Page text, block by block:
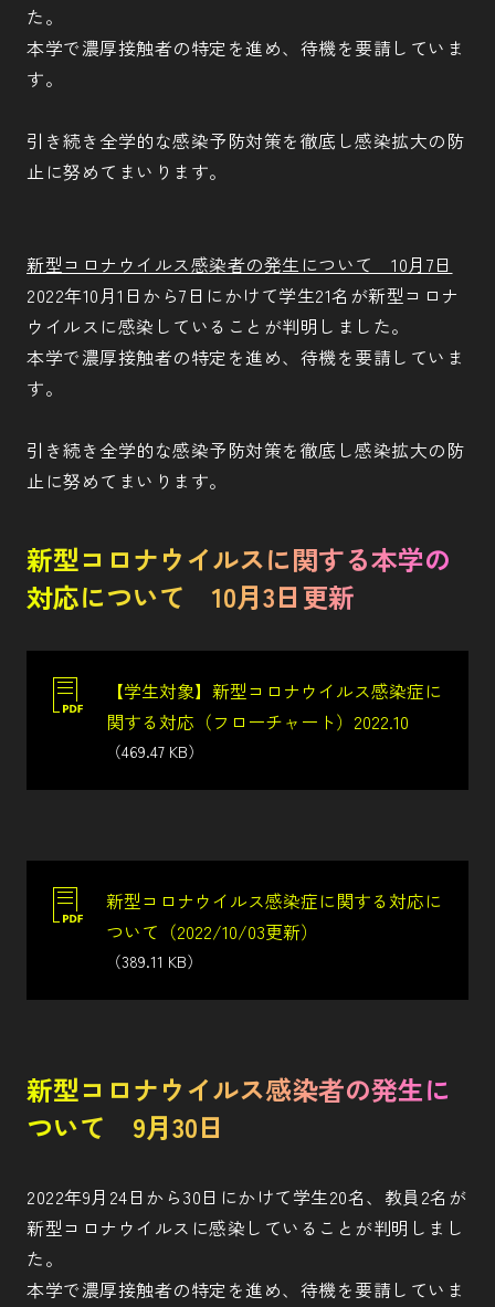
た。
本学で濃厚接触者の特定を進め、待機を要請していま
す。
引き続き全学的な感染予防対策を徹底し感染拡大の防
止に努めてまいります。
新型コロナウイルス感染者の発生について 10月7日
2022年10月1日から7日にかけて学生21名が新型コロナ
ウイルスに感染していることが判明しました。
本学で濃厚接触者の特定を進め、待機を要請していま
す。
引き続き全学的な感染予防対策を徹底し感染拡大の防
止に努めてまいります。
新型コロナウイルスに関する本学の
対応について 10月3日更新
【学生対象】新型コロナウイルス感染症に
関する対応（フローチャート）2022.10
（469.47 KB）
新型コロナウイルス感染症に関する対応に
ついて（2022/10/03更新）
（389.11 KB）
新型コロナウイルス感染者の発生に
ついて 9月30日
2022年9月24日から30日にかけて学生20名、教員2名が
新型コロナウイルスに感染していることが判明しまし
た。
本学で濃厚接触者の特定を進め、待機を要請していま